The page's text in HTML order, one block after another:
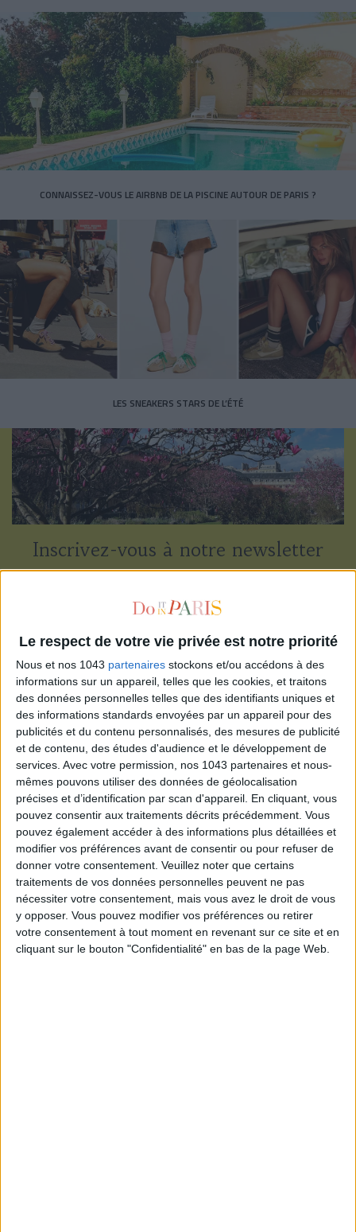
Le respect de votre vie privée est notre priorité
Nous et nos 1043 partenaires stockons et/ou accédons à des
informations sur un appareil, telles que les cookies, et traitons
des données personnelles telles que des identifiants uniques et
des informations standards envoyées par un appareil pour des
publicités et du contenu personnalisés, des mesures de publicité
et de contenu, des études d'audience et le développement de
services. Avec votre permission, nos 1043 partenaires et nous-
mêmes pouvons utiliser des données de géolocalisation
précises et d’identification par scan d'appareil. En cliquant, vous
pouvez consentir aux traitements décrits précédemment. Vous
pouvez également accéder à des informations plus détaillées et
modifier vos préférences avant de consentir ou pour refuser de
donner votre consentement. Veuillez noter que certains
traitements de vos données personnelles peuvent ne pas
nécessiter votre consentement, mais vous avez le droit de vous
y opposer. Vous pouvez modifier vos préférences ou retirer
votre consentement à tout moment en revenant sur ce site et en
cliquant sur le bouton "Confidentialité" en bas de la page Web.
CONNAISSEZ-VOUS LE AIRBNB DE LA PISCINE AUTOUR DE PARIS ?
LES SNEAKERS STARS DE L’ÉTÉ
Inscrivez-vous à notre newsletter
ADOPT PARFUMS RÉVOLUTIONNE LA PARFUMERIE MADE IN FRANCE À PETIT PRIX